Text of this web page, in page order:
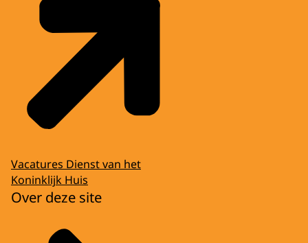
Vacatures Dienst van het
Koninklijk Huis
Over deze site